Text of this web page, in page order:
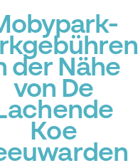
der Nähe
von De
Koe